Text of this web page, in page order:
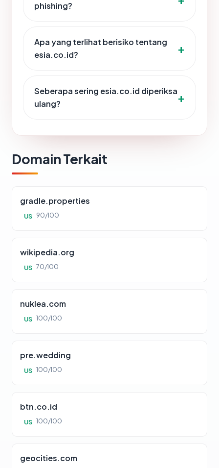
phishing?
Apa yang terlihat berisiko tentang
esia.co.id?
Seberapa sering esia.co.id diperiksa
ulang?
Domain Terkait
gradle.properties
US 90/100
wikipedia.org
US 70/100
nuklea.com
US 100/100
pre.wedding
US 100/100
btn.co.id
US 100/100
geocities.com